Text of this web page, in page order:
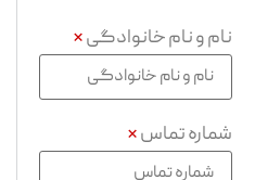
نام و نام خانوادگی*
شماره تماس*